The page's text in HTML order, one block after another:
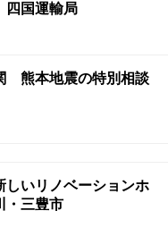
国運輸局
熊本地震の特別相談
しいリノベーションホ
三豊市